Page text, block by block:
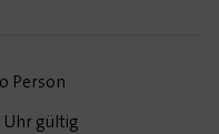
Person
Uhr gültig